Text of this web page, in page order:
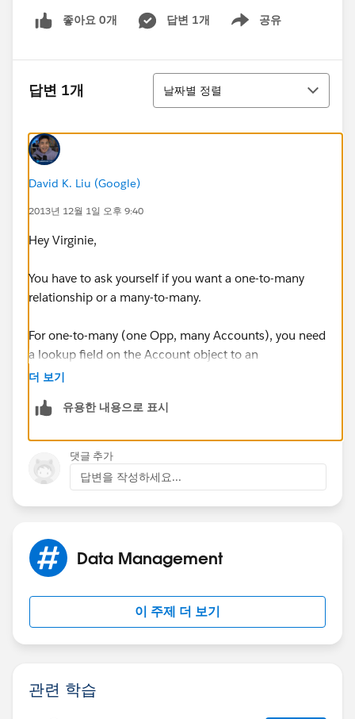
좋아요 0개 답변 1개 공유
Show menu
답변 1개
정렬
날짜별 정렬
David K. Liu (Google)
2013년 12월 1일 오후 9:40
Hey Virginie,
You have to ask yourself if you want a one-to-many
relationship or a many-to-many.
For one-to-many (one Opp, many Accounts), you need
a lookup field on the Account object to an
Opportunity. If you point multiple accounts to the
Participants related list on the Opportunity page.
If you want a many-to-many relationship, you'll need
what's called a "junction" object:
http://help.salesforce.com/HTViewHelpDoc?
Hope this helps!
David
더 보기
유용한 내용으로 표시
댓글 추가
답변을 작성하세요...
Data Management
이 주제 더 보기
관련 학습